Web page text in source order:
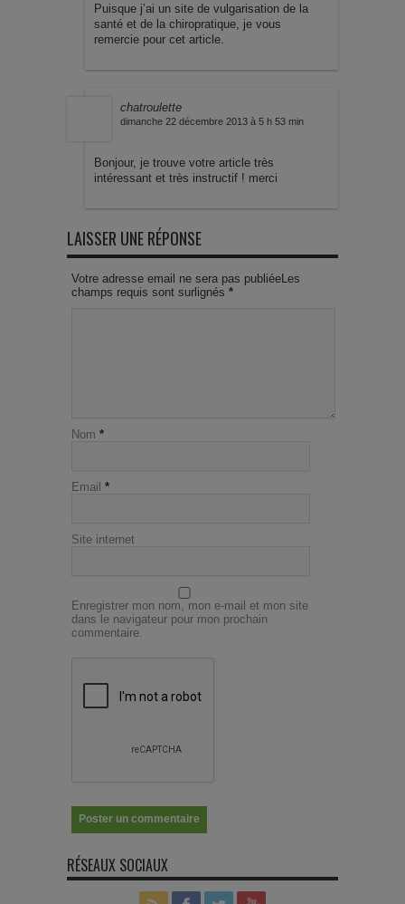
Puisque j’ai un site de vulgarisation de la
santé et de la chiropratique, je vous
remercie pour cet article.
chatroulette
dimanche 22 décembre 2013 à 5 h 53 min
Bonjour, je trouve votre article très
intéressant et très instructif ! merci
LAISSER UNE RÉPONSE
Votre adresse email ne sera pas publiéeLes
champs requis sont surlignés *
Nom *
Email *
Site internet
Enregistrer mon nom, mon e-mail et mon site
dans le navigateur pour mon prochain
commentaire.
RÉSEAUX SOCIAUX